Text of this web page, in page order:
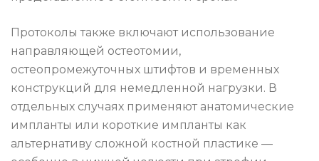
Протоколы также включают использование
направляющей остеотомии,
остеопромежуточных штифтов и временных
конструкций для немедленной нагрузки. В
отдельных случаях применяют анатомические
импланты или короткие импланты как
альтернативу сложной костной пластике —